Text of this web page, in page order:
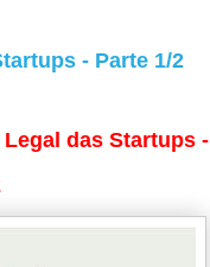
- Parte 1/2
das Startups -